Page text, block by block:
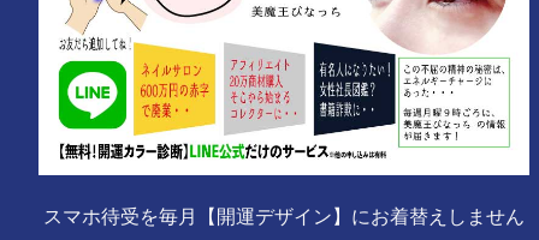
スマホ待受を毎月【開運デザイン】にお着替えしません